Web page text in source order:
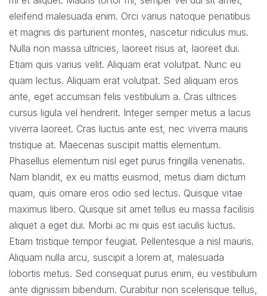
eleifend malesuada enim. Orci varius natoque penatibus
et magnis dis parturient montes, nascetur ridiculus mus.
Nulla non massa ultricies, laoreet risus at, laoreet dui.
Etiam quis varius velit. Aliquam erat volutpat. Nunc eu
quam lectus. Aliquam erat volutpat. Sed aliquam eros
ante, eget accumsan felis vestibulum a. Cras ultrices
cursus ligula vel hendrerit. Integer semper metus a lacus
viverra laoreet. Cras luctus ante est, nec viverra mauris
tristique at. Maecenas suscipit mattis elementum.
Phasellus elementum nisl eget purus fringilla venenatis.
Nam blandit, ex eu mattis euismod, metus diam dictum
quam, quis ornare eros odio sed lectus. Quisque vitae
maximus libero. Quisque sit amet tellus eu massa facilisis
aliquet a eget dui. Morbi ac mi quis est iaculis luctus.
Etiam tristique tempor feugiat. Pellentesque a nisl mauris.
Aliquam nulla arcu, suscipit a lorem at, malesuada
lobortis metus. Sed consequat purus enim, eu vestibulum
ante dignissim bibendum. Curabitur non scelerisque tellus,